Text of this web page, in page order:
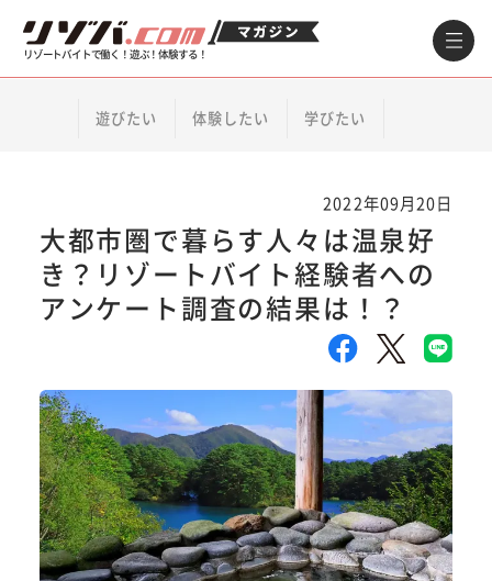
リゾートバイトで働く！遊ぶ！体験する！
遊びたい 体験したい 学びたい
2022年09月20日
大都市圏で暮らす人々は温泉好
き？リゾートバイト経験者への
アンケート調査の結果は！？